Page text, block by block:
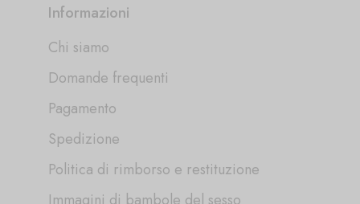
Informazioni
Chi siamo
Domande frequenti
Pagamento
Spedizione
Politica di rimborso e restituzione
Immagini di bambole del sesso